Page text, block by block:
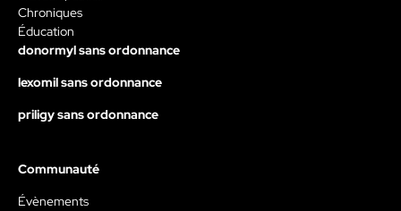
Chroniques
Éducation
donormyl sans ordonnance
lexomil sans ordonnance
priligy sans ordonnance
Communauté
Évènements